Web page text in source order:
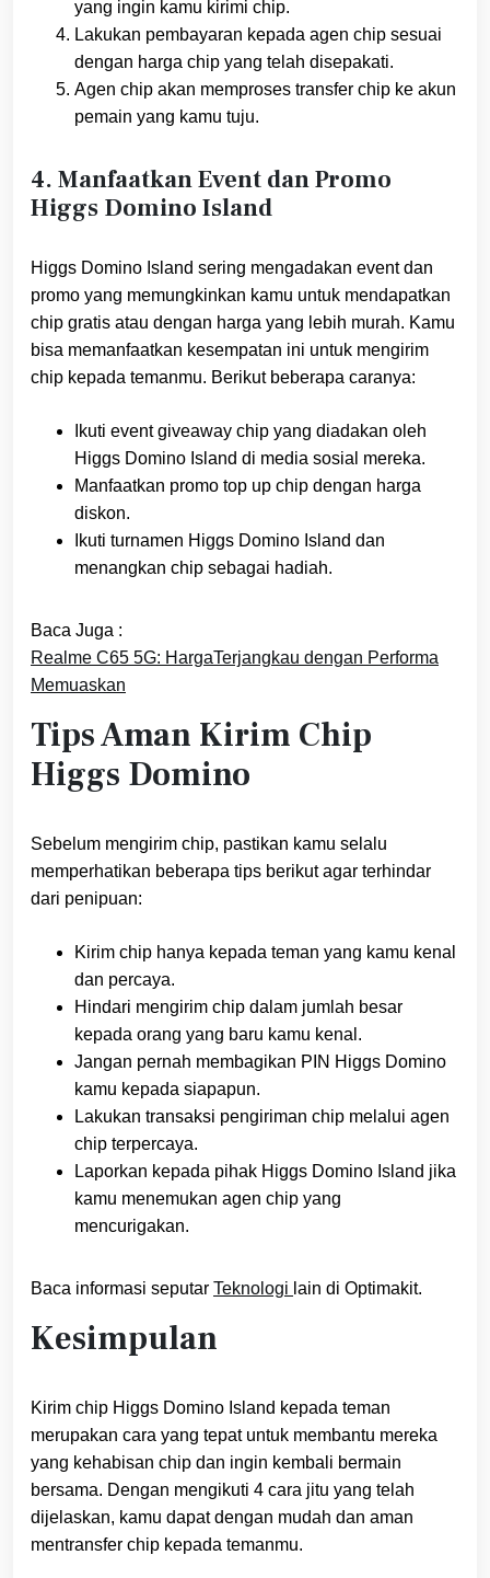
yang ingin kamu kirimi chip.
Lakukan pembayaran kepada agen chip sesuai
dengan harga chip yang telah disepakati.
Agen chip akan memproses transfer chip ke akun
pemain yang kamu tuju.
4. Manfaatkan Event dan Promo
Higgs Domino Island
Higgs Domino Island sering mengadakan event dan
promo yang memungkinkan kamu untuk mendapatkan
chip gratis atau dengan harga yang lebih murah. Kamu
bisa memanfaatkan kesempatan ini untuk mengirim
chip kepada temanmu. Berikut beberapa caranya:
Ikuti event giveaway chip yang diadakan oleh
Higgs Domino Island di media sosial mereka.
Manfaatkan promo top up chip dengan harga
diskon.
Ikuti turnamen Higgs Domino Island dan
menangkan chip sebagai hadiah.
Baca Juga :
Realme C65 5G: HargaTerjangkau dengan Performa
Memuaskan
Tips Aman Kirim Chip
Higgs Domino
Sebelum mengirim chip, pastikan kamu selalu
memperhatikan beberapa tips berikut agar terhindar
dari penipuan:
Kirim chip hanya kepada teman yang kamu kenal
dan percaya.
Hindari mengirim chip dalam jumlah besar
kepada orang yang baru kamu kenal.
Jangan pernah membagikan PIN Higgs Domino
kamu kepada siapapun.
Lakukan transaksi pengiriman chip melalui agen
chip terpercaya.
Laporkan kepada pihak Higgs Domino Island jika
kamu menemukan agen chip yang
mencurigakan.
Baca informasi seputar Teknologi lain di Optimakit.
Kesimpulan
Kirim chip Higgs Domino Island kepada teman
merupakan cara yang tepat untuk membantu mereka
yang kehabisan chip dan ingin kembali bermain
bersama. Dengan mengikuti 4 cara jitu yang telah
dijelaskan, kamu dapat dengan mudah dan aman
mentransfer chip kepada temanmu.